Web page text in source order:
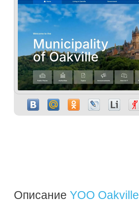
Описание YOO Oakville